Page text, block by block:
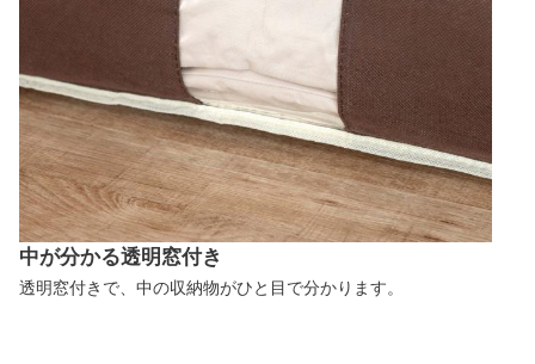
中が分かる透明窓付き
透明窓付きで、中の収納物がひと目で分かります。